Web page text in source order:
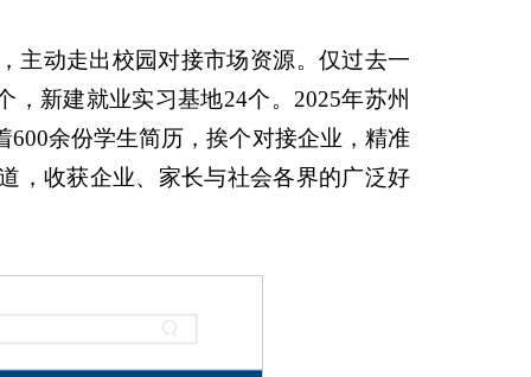
主动走出校园对接市场资源。仅过去一
新建就业实习基地24个。2025年苏州
600余份学生简历，挨个对接企业，精准
，收获企业、家长与社会各界的广泛好